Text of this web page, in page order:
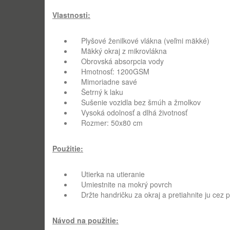
Vlastnosti:
Plyšové ženilkové vlákna (veľmi mäkké)
Mäkký okraj z mikrovlákna
Obrovská absorpcia vody
Hmotnosť: 1200GSM
Mimoriadne savé
Šetrný k laku
Sušenie vozidla bez šmúh a žmolkov
Vysoká odolnosť a dlhá životnosť
Rozmer: 50x80 cm
Použitie:
Utierka na utieranie
Umiestnite na mokrý povrch
Držte handričku za okraj a pretiahnite ju cez
Návod na použitie: